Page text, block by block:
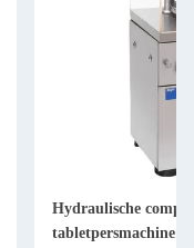
Hydraulische
tabletpersmachine